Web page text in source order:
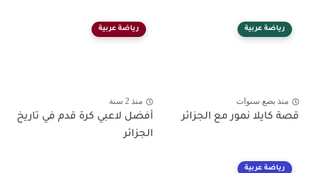
رياضة عربية
منذ بضع سنوات
قصة كايلا نمور مع الجزائر
رياضة عربية
منذ 2 سنة
أفضل لاعبي كرة قدم في تاريخ
الجزائر
رياضة عربية